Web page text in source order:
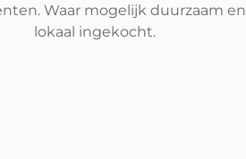
Waar mogelijk duurzaam en
lokaal ingekocht.